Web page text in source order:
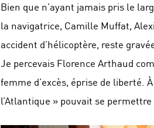
Bien que n’ayant jamais pris le
la navigatrice, Camille Muffat,
accident d’hélicoptère, reste
Je percevais Florence Arthaud
femme d’excès, éprise de liberté.
l’Atlantique » pouvait se